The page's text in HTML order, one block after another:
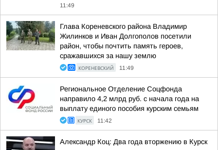
11:49
Глава Кореневского района Владимир
Жилинков и Иван Долгополов посетили
район, чтобы почтить память героев,
сражавшихся за нашу землю
КОРЕНЕВСКИЙ 11:49
Региональное Отделение Соцфонда
направило 4,2 млрд руб. с начала года на
выплату единого пособия курским семьям
КУРСК 11:42
Александр Коц: Два года вторжению в Курск